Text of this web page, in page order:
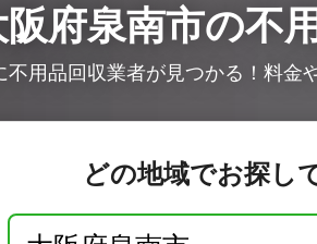
府泉南市の不
不用品回収業者が見つかる！料金
どの地域でお探し